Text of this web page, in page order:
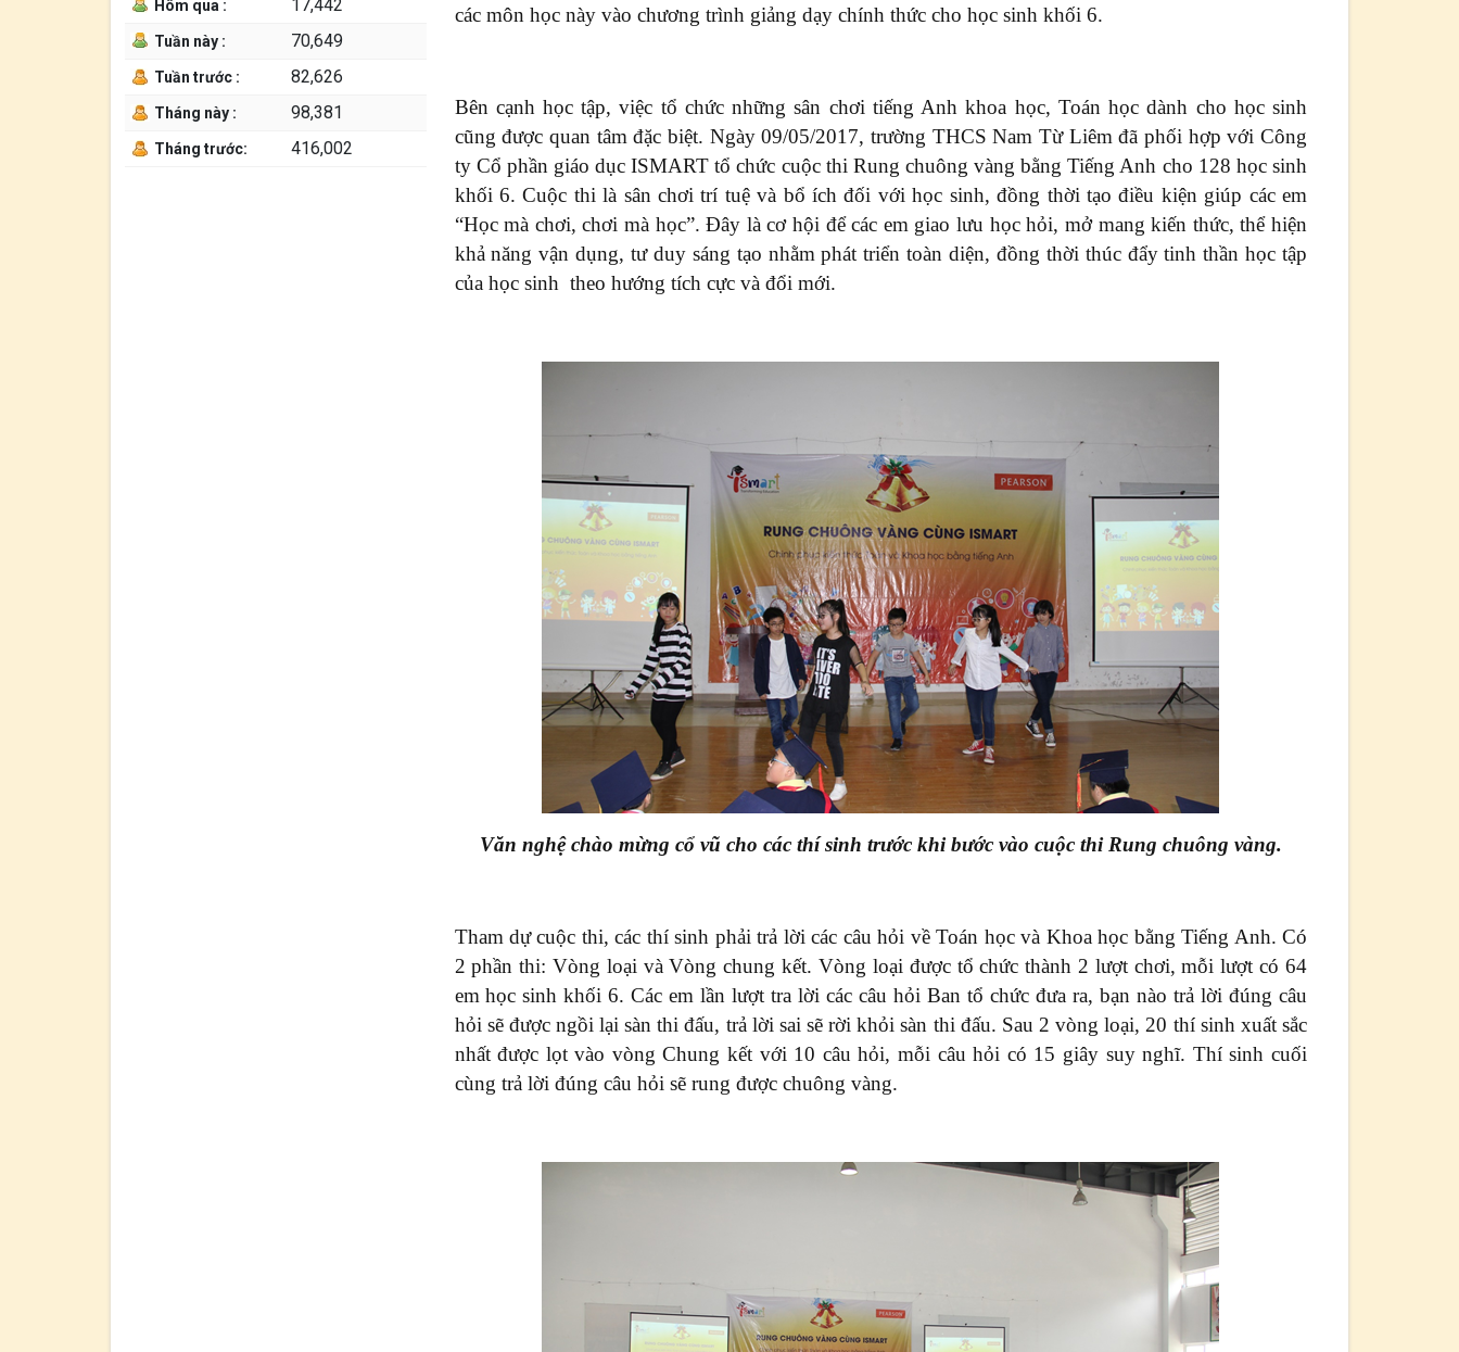
Hôm qua : 17,442
Tuần này : 70,649
Tuần trước : 82,626
Tháng này : 98,381
Tháng trước: 416,002
các môn học này vào chương trình giảng dạy chính thức cho học sinh khối 6.
Bên cạnh học tập, việc tổ chức những sân chơi tiếng Anh khoa học, Toán học dành cho học sinh
cũng được quan tâm đặc biệt. Ngày 09/05/2017, trường THCS Nam Từ Liêm đã phối hợp với Công
ty Cổ phần giáo dục ISMART tổ chức cuộc thi Rung chuông vàng bằng Tiếng Anh cho 128 học sinh
khối 6. Cuộc thi là sân chơi trí tuệ và bổ ích đối với học sinh, đồng thời tạo điều kiện giúp các em
“Học mà chơi, chơi mà học”. Đây là cơ hội để các em giao lưu học hỏi, mở mang kiến thức, thể hiện
khả năng vận dụng, tư duy sáng tạo nhằm phát triển toàn diện, đồng thời thúc đẩy tinh thần học tập
của học sinh theo hướng tích cực và đổi mới.
Văn nghệ chào mừng cổ vũ cho các thí sinh trước khi bước vào cuộc thi Rung chuông vàng.
Tham dự cuộc thi, các thí sinh phải trả lời các câu hỏi về Toán học và Khoa học bằng Tiếng Anh. Có
2 phần thi: Vòng loại và Vòng chung kết. Vòng loại được tổ chức thành 2 lượt chơi, mỗi lượt có 64
em học sinh khối 6. Các em lần lượt tra lời các câu hỏi Ban tổ chức đưa ra, bạn nào trả lời đúng câu
hỏi sẽ được ngồi lại sàn thi đấu, trả lời sai sẽ rời khỏi sàn thi đấu. Sau 2 vòng loại, 20 thí sinh xuất sắc
nhất được lọt vào vòng Chung kết với 10 câu hỏi, mỗi câu hỏi có 15 giây suy nghĩ. Thí sinh cuối
cùng trả lời đúng câu hỏi sẽ rung được chuông vàng.